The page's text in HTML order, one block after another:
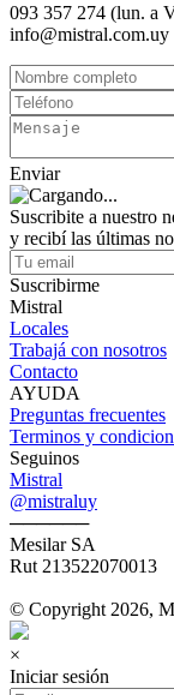
093 357 274 (lun. a
info@mistral.com.uy
Enviar
Suscribite a nuestro
y recibí las últimas
Suscribirme
Mistral
Locales
Trabajá con nosotros
Contacto
AYUDA
Preguntas frecuentes
Terminos y
Seguinos
Mistral
@mistraluy
──────
Mesilar SA
Rut 213522070013
© Copyright 2026,
×
Iniciar sesión